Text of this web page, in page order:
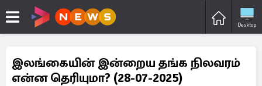
Desktop
இலங்கையின் இன்றைய தங்க நிலவரம்
என்ன தெரியுமா? (28-07-2025)